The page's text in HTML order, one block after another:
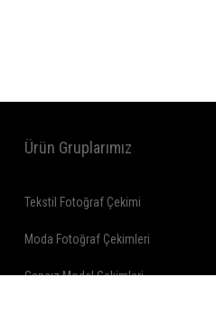
Ürün Gruplarımız
Tekstil Fotoğraf Çekimi
Moda Fotoğraf Çekimleri
Cansız Model Çekimleri